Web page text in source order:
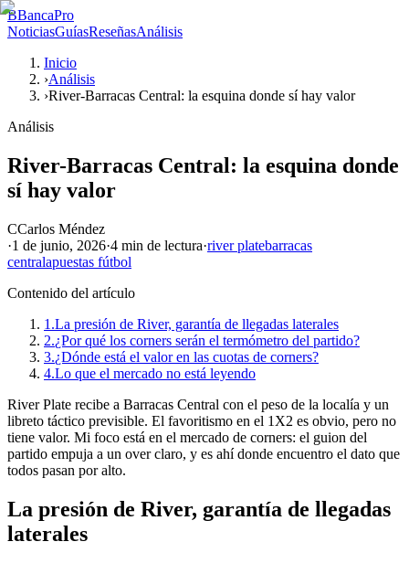
BBancaPro
NoticiasGuíasReseñasAnálisis
Inicio
›Análisis
›River-Barracas Central: la esquina donde sí hay valor
Análisis
River-Barracas Central: la esquina donde
sí hay valor
CCarlos Méndez
·1 de junio, 2026·4 min de lectura·river platebarracas
centralapuestas fútbol
Contenido del artículo
1.La presión de River, garantía de llegadas laterales
2.¿Por qué los corners serán el termómetro del partido?
3.¿Dónde está el valor en las cuotas de corners?
4.Lo que el mercado no está leyendo
River Plate recibe a Barracas Central con el peso de la localía y un
libreto táctico previsible. El favoritismo en el 1X2 es obvio, pero no
tiene valor. Mi foco está en el mercado de corners: el guion del
partido empuja a un over claro, y es ahí donde encuentro el dato que
todos pasan por alto.
La presión de River, garantía de llegadas
laterales